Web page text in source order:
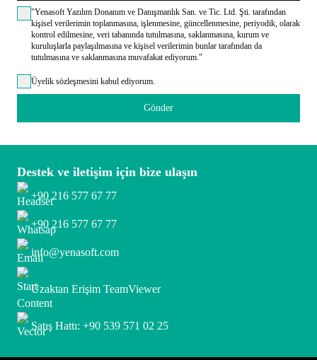
"Yenasoft Yazılım Donanım ve Danışmanlık San. ve Tic. Ltd. Şti. tarafından
kişisel verilerimin toplanmasına, işlenmesine, güncellenmesine, periyodik, olarak
kontrol edilmesine, veri tabanında tutulmasına, saklanmasına, kurum ve
kuruluşlarla paylaşılmasına ve kişisel verilerimin bunlar tarafından da
tutulmasına ve saklanmasına muvafakat ediyorum."
Üyelik sözleşmesini kabul ediyorum.
Gönder
Destek ve iletişim için bize ulaşın
+90 216 577 67 77
+90 216 577 67 77
info@yenasoft.com
Uzaktan Erişim TeamViewer
Satış Hattı: +90 539 571 02 25